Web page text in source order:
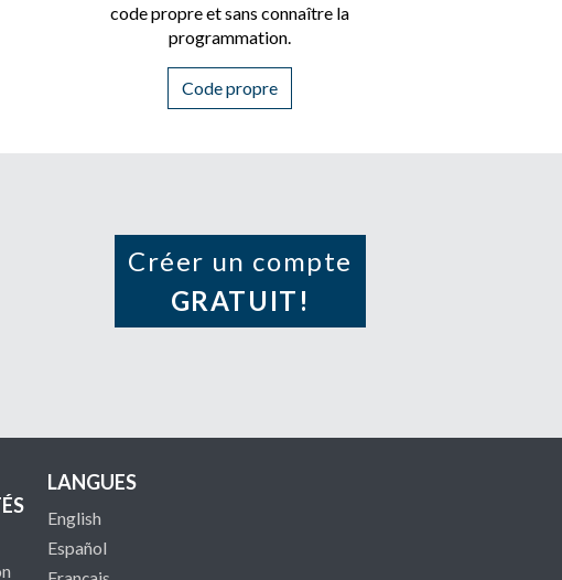
code propre et sans connaître la
programmation.
Code propre
Créer un compte
GRATUIT!
LANGUES
English
Español